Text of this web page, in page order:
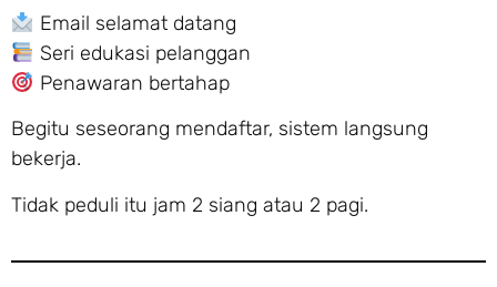
Email selamat datang
Seri edukasi pelanggan
Penawaran bertahap
Begitu seseorang mendaftar, sistem langsung
bekerja.
Tidak peduli itu jam 2 siang atau 2 pagi.